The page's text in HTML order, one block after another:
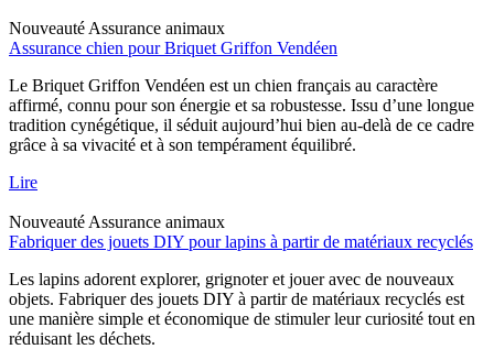
Nouveauté Assurance animaux
Assurance chien pour Briquet Griffon Vendéen
Le Briquet Griffon Vendéen est un chien français au caractère
affirmé, connu pour son énergie et sa robustesse. Issu d’une longue
tradition cynégétique, il séduit aujourd’hui bien au-delà de ce cadre
grâce à sa vivacité et à son tempérament équilibré.
Lire
Nouveauté Assurance animaux
Fabriquer des jouets DIY pour lapins à partir de matériaux recyclés
Les lapins adorent explorer, grignoter et jouer avec de nouveaux
objets. Fabriquer des jouets DIY à partir de matériaux recyclés est
une manière simple et économique de stimuler leur curiosité tout en
réduisant les déchets.